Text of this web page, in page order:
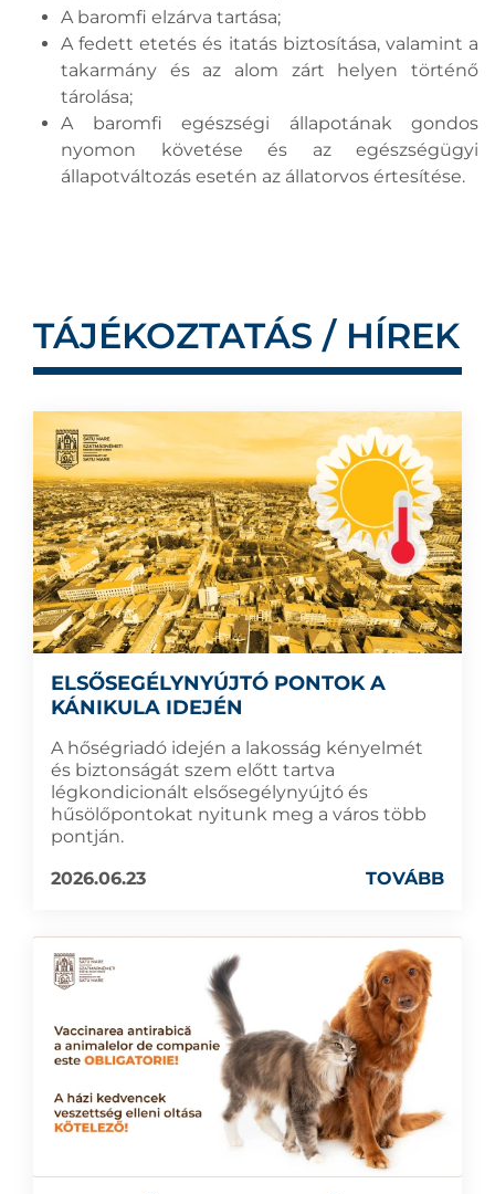
A baromfi elzárva tartása;
A fedett etetés és itatás biztosítása, valamint a
takarmány és az alom zárt helyen történő
tárolása;
A baromfi egészségi állapotának gondos
nyomon követése és az egészségügyi
állapotváltozás esetén az állatorvos értesítése.
TÁJÉKOZTATÁS / HÍREK
ELSŐSEGÉLYNYÚJTÓ PONTOK A
KÁNIKULA IDEJÉN
A hőségriadó idején a lakosság kényelmét
és biztonságát szem előtt tartva
légkondicionált elsősegélynyújtó és
hűsölőpontokat nyitunk meg a város több
pontján.
2026.06.23
TOVÁBB